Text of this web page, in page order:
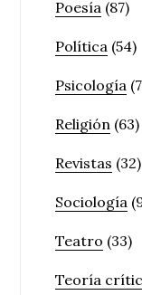
Poesía (87)
Política (54)
Psicología
Religión (63)
Revistas (32)
Sociología
Teatro (33)
Teoría